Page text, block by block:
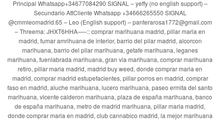
Principal Whatsapp+34677084290 SIGNAL – yeffy (no english support) –
Secundario AttCliente Whatsapp +34666265550 SIGNAL
@cmmleomadrid.65 – Leo (English support) – panterarosa1772@gmail.com
– Threema: JHXT6HHA—–:: comprar marihuana madrid, pillar maria en
madrid, fumar amrihuana de interior, barrio del pilar madrid, alcorcon
marihuana, barrio del pilar marihuana, getafe marihuana, leganes
marihuana, fuenlabrada marihuana, gran via marihuana, comprar marihuana
retiro, pillar maria madrid, madrid buy weed, donde comprar maria en
madrid, comprar madrid estupefacientes, pillar porros en madrid, comprar
faso en madrid, aluche marihuana, lucero marihuana, paseo ermita del santo
marihuana, vicente calderon marihuana, plaza de españa marihuana, banco
de españa marihuana, metro de madrid marihuana, pillar maria madrid,
donde comprar maria en madrid, club cannabico madrid, la mejor marihuana